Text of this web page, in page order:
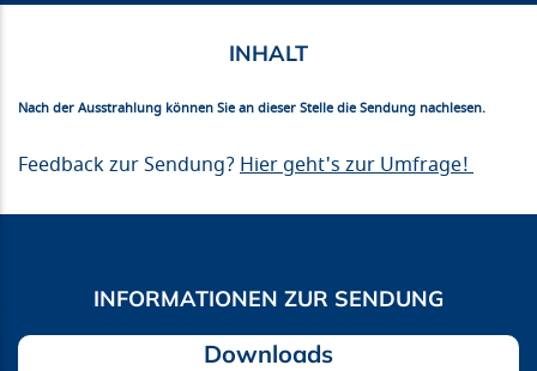
Nach der Ausstrahlung können Sie an dieser Stelle die Sendung nachlesen.
Feedback zur Sendung? Hier geht's zur Umfrage!
Downloads